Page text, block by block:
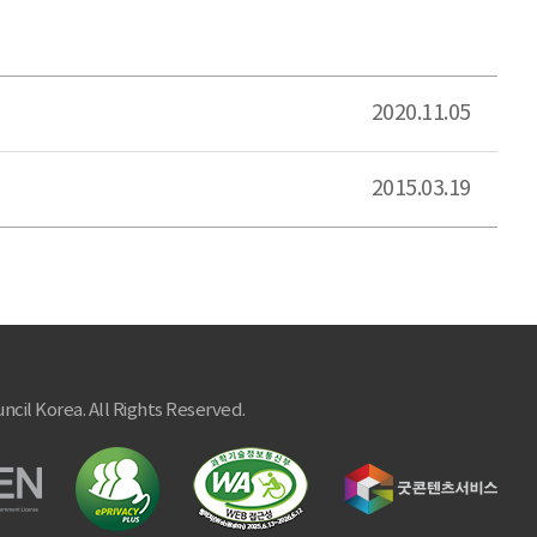
2020.11.05
2015.03.19
Korea. All Rights Reserved.